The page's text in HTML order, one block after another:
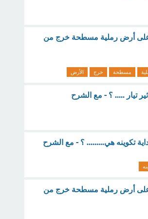
1. إذا سقط المطر على أرض رملية مسطحة خرج من
مسطحة خرج الأرض
تيار ..... ؟ - مع الشرح
تكوينه هي......... ؟ - مع الشرح
1. إذا سقط المطر على أرض رملية مسطحة خرج من